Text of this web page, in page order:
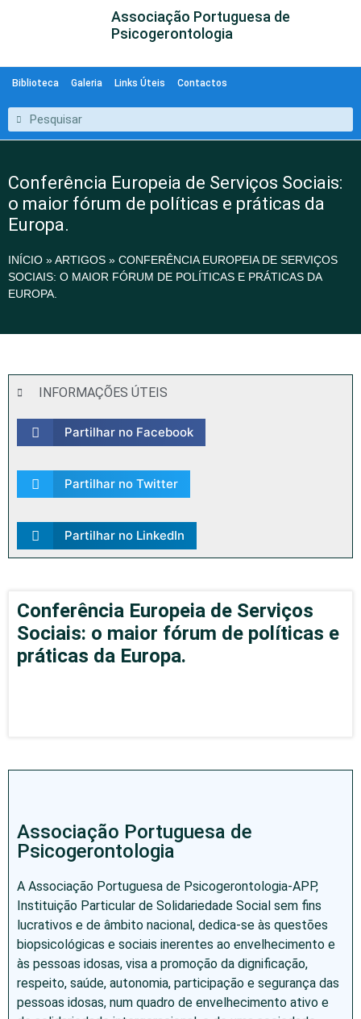
Associação Portuguesa de
Psicogerontologia
Biblioteca Galeria Links Úteis Contactos
Conferência Europeia de Serviços Sociais:
o maior fórum de políticas e práticas da
Europa.
INÍCIO »ARTIGOS » CONFERÊNCIA EUROPEIA DE SERVIÇOS
SOCIAIS: O MAIOR FÓRUM DE POLÍTICAS E PRÁTICAS DA
EUROPA.
INFORMAÇÕES ÚTEIS
Partilhar no Facebook
Partilhar no Twitter
Partilhar no LinkedIn
Conferência Europeia de Serviços
Sociais: o maior fórum de políticas e
práticas da Europa.
Associação Portuguesa de
Psicogerontologia
A Associação Portuguesa de Psicogerontologia-APP,
Instituição Particular de Solidariedade Social sem fins
lucrativos e de âmbito nacional, dedica-se às questões
biopsicológicas e sociais inerentes ao envelhecimento e
às pessoas idosas, visa a promoção da dignificação,
respeito, saúde, autonomia, participação e segurança das
pessoas idosas, num quadro de envelhecimento ativo e